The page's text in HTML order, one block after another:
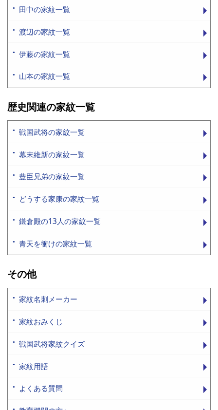
田中の家紋一覧
渡辺の家紋一覧
伊藤の家紋一覧
山本の家紋一覧
歴史関連の家紋一覧
戦国武将の家紋一覧
幕末維新の家紋一覧
豊臣兄弟の家紋一覧
どうする家康の家紋一覧
鎌倉殿の13人の家紋一覧
青天を衝けの家紋一覧
その他
家紋名刺メーカー
家紋おみくじ
戦国武将家紋クイズ
家紋用語
よくある質問